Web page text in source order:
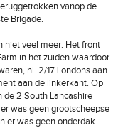
vanop de
Brigade.
niet veel meer. Het front
in het zuiden waardoor
nl. 2/17 Londons aan
aan de linkerkant. Op
2 South Lancashire
was geen grootscheepse
er was geen onderdak